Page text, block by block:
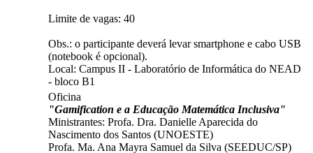
Limite de vagas: 40
Obs.: o participante deverá levar smartphone e cabo USB
(notebook é opcional).
Local: Campus II - Laboratório de Informática do NEAD
- bloco B1
Oficina
"Gamification e a Educação Matemática Inclusiva"
Ministrantes: Profa. Dra. Danielle Aparecida do
Nascimento dos Santos (UNOESTE)
Profa. Ma. Ana Mayra Samuel da Silva (SEEDUC/SP)